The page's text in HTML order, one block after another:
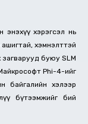
энэхүү хэрэгсэл нь
хэмнэлттэй
буюу SLM
Phi-4-ийг
байгалийн хэлээр
бүтээмжийг бий